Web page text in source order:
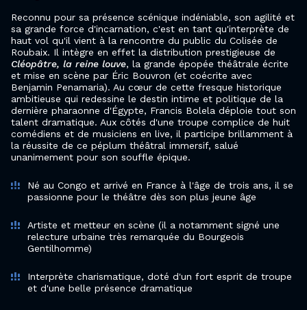
Reconnu pour sa présence scénique indéniable, son agilité et
sa grande force d'incarnation, c'est en tant qu'interprète de
haut vol qu'il vient à la rencontre du public du Colisée de
Roubaix. Il intègre en effet la distribution prestigieuse de
Cléopâtre, la reine louve, la grande épopée théâtrale écrite
et mise en scène par Éric Bouvron (et coécrite avec
Benjamin Penamaria). Au cœur de cette fresque historique
ambitieuse qui redessine le destin intime et politique de la
dernière pharaonne d'Égypte, Francis Bolela déploie tout son
talent dramatique. Aux côtés d'une troupe complice de huit
comédiens et de musiciens en live, il participe brillamment à
la réussite de ce péplum théâtral immersif, salué
unanimement pour son souffle épique.
Né au Congo et arrivé en France à l'âge de trois ans, il se
passionne pour le théâtre dès son plus jeune âge
Artiste et metteur en scène (il a notamment signé une
relecture urbaine très remarquée du Bourgeois
Gentilhomme)
Interprète charismatique, doté d'un fort esprit de troupe
et d'une belle présence dramatique